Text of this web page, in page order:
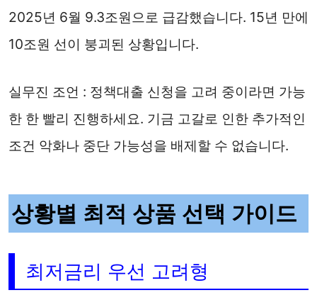
2025년 6월 9.3조원으로 급감했습니다. 15년 만에
10조원 선이 붕괴된 상황입니다.
실무진 조언 : 정책대출 신청을 고려 중이라면 가능
한 한 빨리 진행하세요. 기금 고갈로 인한 추가적인
조건 악화나 중단 가능성을 배제할 수 없습니다.
상황별 최적 상품 선택 가이드
최저금리 우선 고려형